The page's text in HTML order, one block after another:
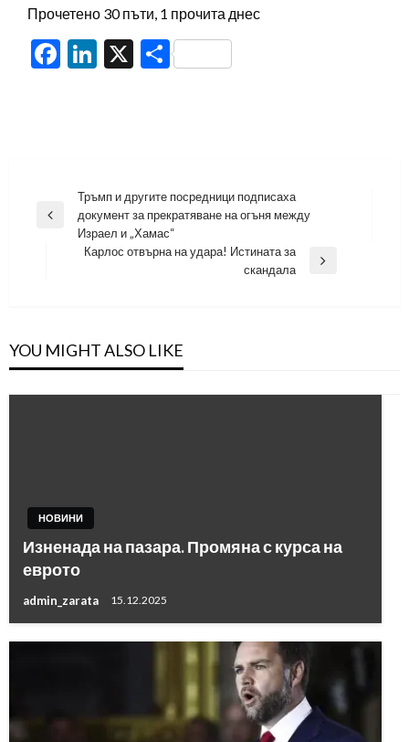
Прочетено 30 пъти, 1 прочита днес
Facebook
LinkedIn
X Share
Навигация
Previous
Тръмп и другите посредници подписаха
документ за прекратяване на огъня между
Израел и „Хамас“
Карлос отвърна на удара! Истината за
скандала
YOU MIGHT ALSO LIKE
НОВИНИ
Изненада на пазара. Промяна с курса на
еврото
admin_zarata 15.12.2025